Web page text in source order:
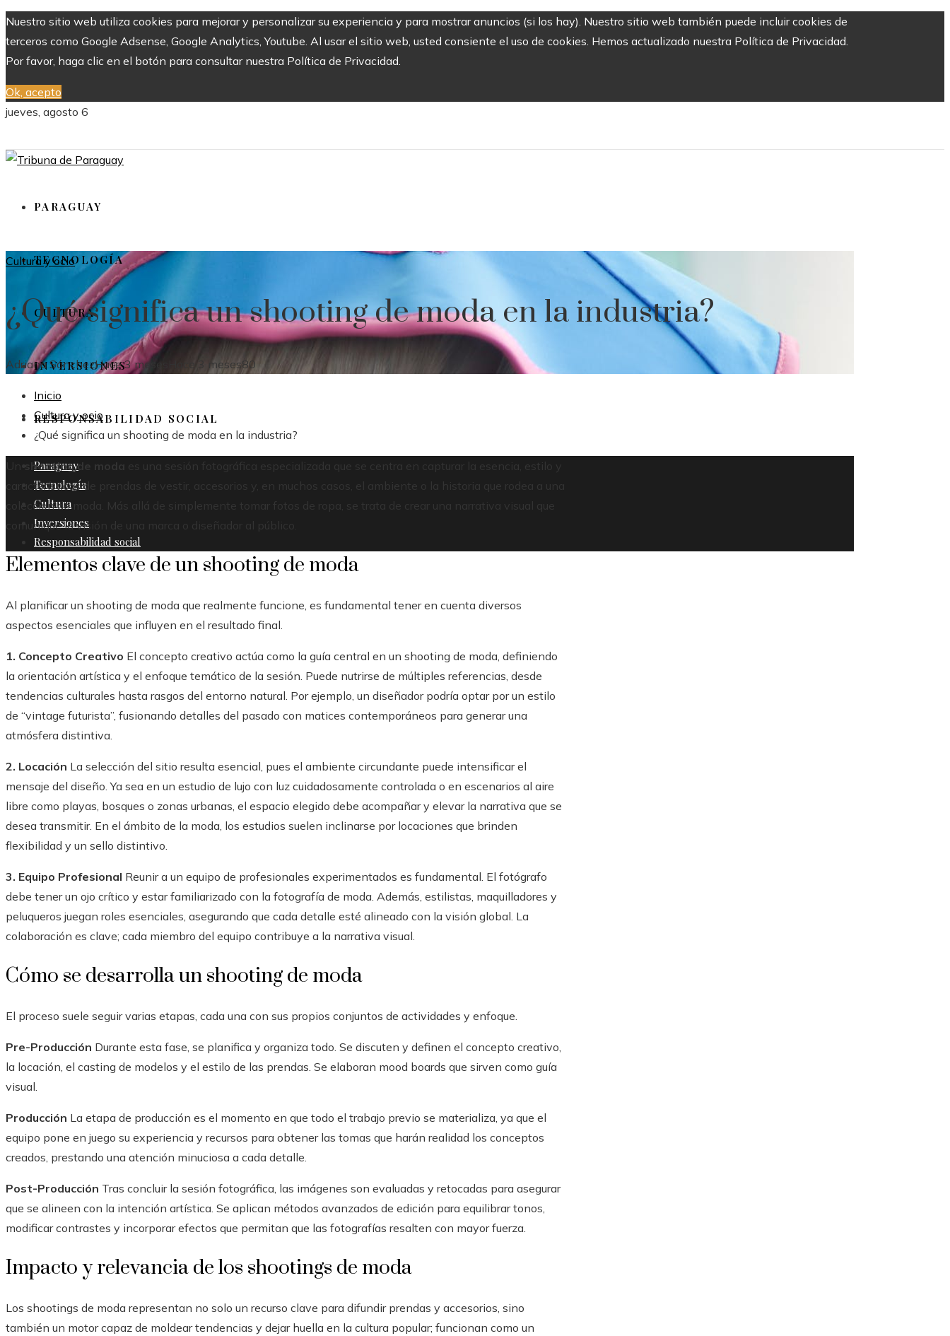
Nuestro sitio web utiliza cookies para mejorar y personalizar su experiencia y para mostrar anuncios (si los hay). Nuestro sitio web también puede incluir cookies de
terceros como Google Adsense, Google Analytics, Youtube. Al usar el sitio web, usted consiente el uso de cookies. Hemos actualizado nuestra Política de Privacidad.
Por favor, haga clic en el botón para consultar nuestra Política de Privacidad.
Ok, acepto
jueves, agosto 6
PARAGUAY
TECNOLOGÍA
CULTURA
INVERSIONES
RESPONSABILIDAD SOCIAL
Paraguay
Tecnología
Cultura
Inversiones
Responsabilidad social
Cultura y ocio
¿Qué significa un shooting de moda en la industria?
Adriana SánchezHace 3 meses Hace 3 meses80
Inicio
Cultura y ocio
¿Qué significa un shooting de moda en la industria?
shooting de moda
es una sesión fotográfica especializada que se centra en capturar la esencia, estilo y
características de prendas de vestir, accesorios y, en muchos casos, el ambiente o la historia que rodea a una
colección de moda. Más allá de simplemente tomar fotos de ropa, se trata de crear una narrativa visual que
comunique la visión de una marca o diseñador al público.
Elementos clave de un shooting de moda
Al planificar un shooting de moda que realmente funcione, es fundamental tener en cuenta diversos
aspectos esenciales que influyen en el resultado final.
1. Concepto Creativo El concepto creativo actúa como la guía central en un shooting de moda, definiendo
la orientación artística y el enfoque temático de la sesión. Puede nutrirse de múltiples referencias, desde
tendencias culturales hasta rasgos del entorno natural. Por ejemplo, un diseñador podría optar por un estilo
de “vintage futurista”, fusionando detalles del pasado con matices contemporáneos para generar una
atmósfera distintiva.
2. Locación La selección del sitio resulta esencial, pues el ambiente circundante puede intensificar el
mensaje del diseño. Ya sea en un estudio de lujo con luz cuidadosamente controlada o en escenarios al aire
libre como playas, bosques o zonas urbanas, el espacio elegido debe acompañar y elevar la narrativa que se
desea transmitir. En el ámbito de la moda, los estudios suelen inclinarse por locaciones que brinden
flexibilidad y un sello distintivo.
3. Equipo Profesional Reunir a un equipo de profesionales experimentados es fundamental. El fotógrafo
debe tener un ojo crítico y estar familiarizado con la fotografía de moda. Además, estilistas, maquilladores y
peluqueros juegan roles esenciales, asegurando que cada detalle esté alineado con la visión global. La
colaboración es clave; cada miembro del equipo contribuye a la narrativa visual.
Cómo se desarrolla un shooting de moda
El proceso suele seguir varias etapas, cada una con sus propios conjuntos de actividades y enfoque.
Pre-Producción Durante esta fase, se planifica y organiza todo. Se discuten y definen el concepto creativo,
la locación, el casting de modelos y el estilo de las prendas. Se elaboran mood boards que sirven como guía
visual.
Producción La etapa de producción es el momento en que todo el trabajo previo se materializa, ya que el
equipo pone en juego su experiencia y recursos para obtener las tomas que harán realidad los conceptos
creados, prestando una atención minuciosa a cada detalle.
Post-Producción Tras concluir la sesión fotográfica, las imágenes son evaluadas y retocadas para asegurar
que se alineen con la intención artística. Se aplican métodos avanzados de edición para equilibrar tonos,
modificar contrastes y incorporar efectos que permitan que las fotografías resalten con mayor fuerza.
Impacto y relevancia de los shootings de moda
Los shootings de moda representan no solo un recurso clave para difundir prendas y accesorios, sino
también un motor capaz de moldear tendencias y dejar huella en la cultura popular; funcionan como un